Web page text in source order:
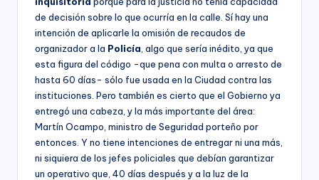
de decisión sobre lo que ocurría en la calle. Sí hay una
intención de aplicarle la omisión de recaudos de
organizador a la Policía , algo que sería inédito, ya que
esta figura del código -que pena con multa o arresto de
hasta 60 días- sólo fue usada en la Ciudad contra las
instituciones. Pero también es cierto que el Gobierno ya
entregó una cabeza, y la más importante del área:
Martín Ocampo, ministro de Seguridad porteño por
entonces. Y no tiene intenciones de entregar ni una más,
ni siquiera de los jefes policiales que debían garantizar
un operativo que, 40 días después y a la luz de la